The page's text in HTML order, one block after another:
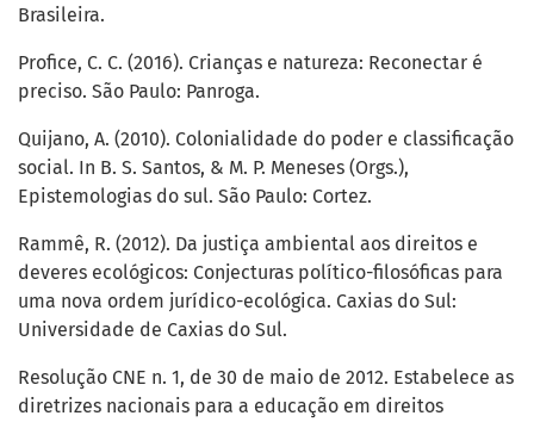
Brasileira.
Profice, C. C. (2016). Crianças e natureza: Reconectar é
preciso. São Paulo: Panroga.
Quijano, A. (2010). Colonialidade do poder e classificação
social. In B. S. Santos, & M. P. Meneses (Orgs.),
Epistemologias do sul. São Paulo: Cortez.
Rammê, R. (2012). Da justiça ambiental aos direitos e
deveres ecológicos: Conjecturas político-filosóficas para
uma nova ordem jurídico-ecológica. Caxias do Sul:
Universidade de Caxias do Sul.
Resolução CNE n. 1, de 30 de maio de 2012. Estabelece as
diretrizes nacionais para a educação em direitos